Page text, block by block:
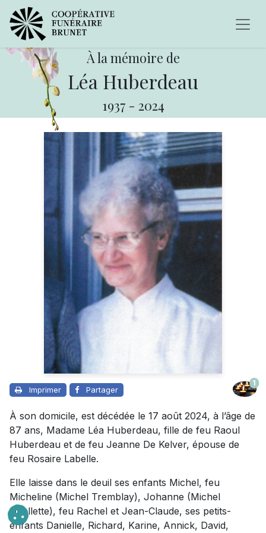
À la mémoire de
Léa Huberdeau
1937 - 2024
Imprimer Partager
1
À son domicile, est décédée le 17 août 2024, à l’âge de
87 ans, Madame Léa Huberdeau, fille de feu Raoul
Huberdeau et de feu Jeanne De Kelver, épouse de
feu Rosaire Labelle.
Elle laisse dans le deuil ses enfants Michel, feu
Micheline (Michel Tremblay), Johanne (Michel
Ouellette), feu Rachel et Jean-Claude, ses petits-
enfants Danielle, Richard, Karine, Annick, David,